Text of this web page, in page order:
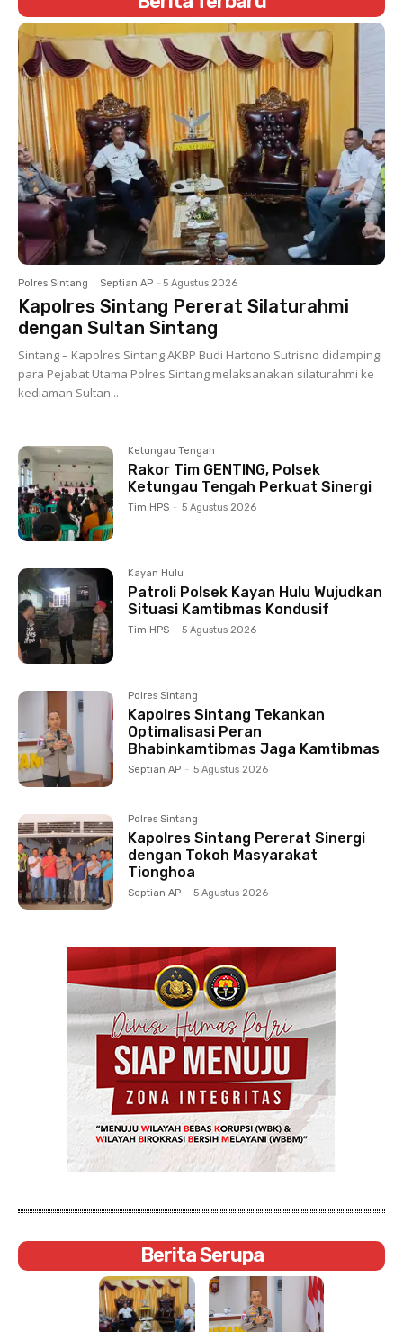
Polres Sintang Septian AP - 5 Agustus 2026
Kapolres Sintang Pererat Silaturahmi
dengan Sultan Sintang
Sintang – Kapolres Sintang AKBP Budi Hartono Sutrisno didampingi
para Pejabat Utama Polres Sintang melaksanakan silaturahmi ke
kediaman Sultan...
Ketungau Tengah
Rakor Tim GENTING, Polsek
Ketungau Tengah Perkuat Sinergi
Tim HPS - 5 Agustus 2026
Kayan Hulu
Patroli Polsek Kayan Hulu Wujudkan
Situasi Kamtibmas Kondusif
Tim HPS - 5 Agustus 2026
Polres Sintang
Kapolres Sintang Tekankan
Optimalisasi Peran
Bhabinkamtibmas Jaga Kamtibmas
Septian AP - 5 Agustus 2026
Polres Sintang
Kapolres Sintang Pererat Sinergi
dengan Tokoh Masyarakat
Tionghoa
Septian AP - 5 Agustus 2026
Berita Serupa